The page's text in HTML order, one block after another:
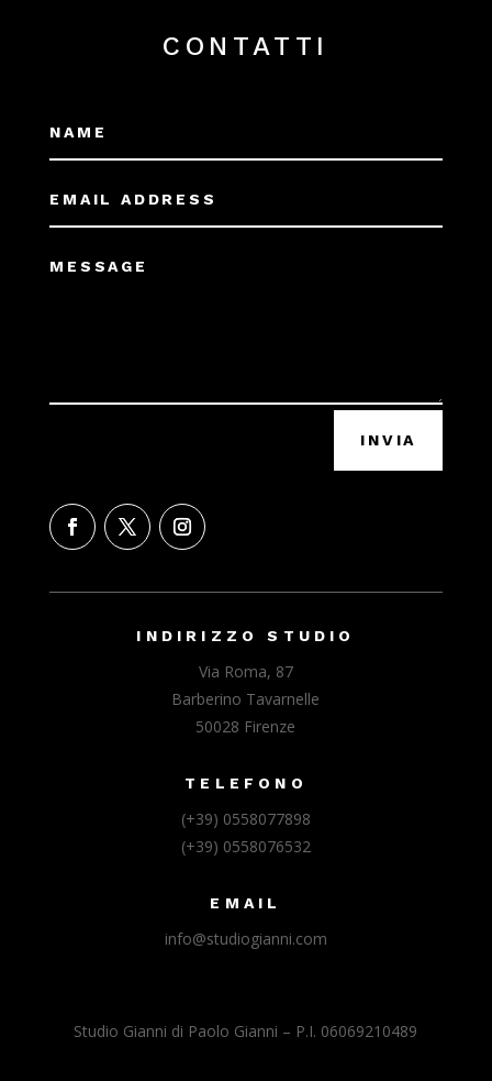
CONTATTI
INVIA
INDIRIZZO STUDIO
Via Roma, 87
Barberino Tavarnelle
50028 Firenze
TELEFONO
(+39) 0558077898
(+39) 0558076532
EMAIL
info@studiogianni.com
Studio Gianni di Paolo Gianni – P.I. 06069210489